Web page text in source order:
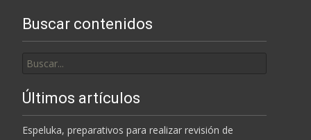
entradas
Buscar contenidos
por:
Últimos artículos
Espeluka, preparativos para realizar revisión de